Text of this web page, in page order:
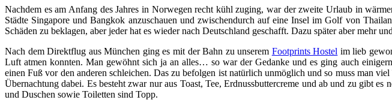
Nachdem es am Anfang des Jahres in Norwegen recht kühl zuging, war der zweite Urlaub in
Städte Singapore und Bangkok anzuschauen und zwischendurch auf eine Insel im Golf von
Schäden zu beklagen, aber jeder hat es wieder nach Deutschland geschafft. Dazu später aber mehr
Nach dem Direktflug aus München ging es mit der Bahn zu unserem Footprints Hostel im lieb
Luft atmen konnten. Man gewöhnt sich ja an alles… so war der Gedanke und es ging auch
einen Fuß vor den anderen schleichen. Das zu befolgen ist natürlich unmöglich und so muss man
Übernachtung dabei. Es besteht zwar nur aus Toast, Tee, Erdnussbuttercreme und ab und zu gibt
und Duschen sowie Toiletten sind Topp.